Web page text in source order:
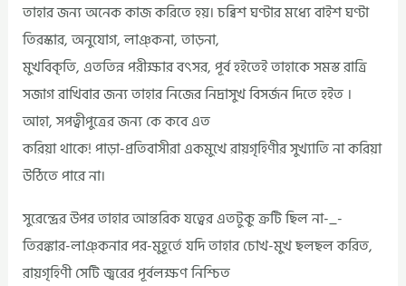
তাহার জন্য অনেক কাজ করিতে হয়। চব্বিশ ঘণ্টার মধ্যে বাইশ ঘণ্টা
তিরস্কার, অনুযোগ, লাঞ্কনা, তাড়না,
মুখবিকৃতি, এততিন্ন পরীক্ষার বৎসর, পূর্ব হইতেই তাহাকে সমস্ত রাত্রি
সজাগ রাখিবার জন্য তাহার নিজের নিদ্রাসুখ বিসর্জন দিতে হইত ।
আহা, সপত্বীপুত্রের জন্য কে কবে এত
করিয়া থাকে! পাড়া-প্রতিবাসীরা একমুখে রায়গৃহিণীর সুখ্যাতি না করিয়া
উঠিতে পারে না।
সুরেন্দ্রের উপর তাহার আন্তরিক যত্বের এতটুকু ক্রটি ছিল না-_-
তিরঙ্কার-লাঞ্কনার পর-মুহূর্তে যদি তাহার চোখ-মুখ ছলছল করিত,
রায়গৃহিণী সেটি জ্বরের পূর্বলক্ষণ নিশ্চিত